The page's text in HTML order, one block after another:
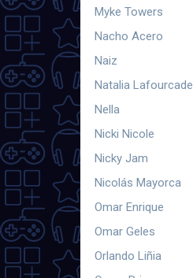
Myke Towers
Nacho Acero
Naiz
Natalia Lafourcade
Nella
Nicki Nicole
Nicky Jam
Nicolás Mayorca
Omar Enrique
Omar Geles
Orlando Liñia